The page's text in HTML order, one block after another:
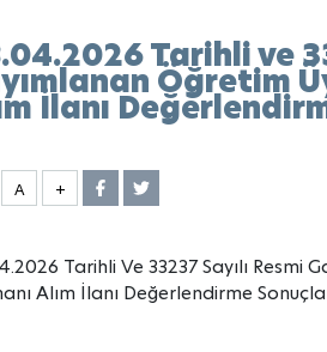
Tarihli ve
Öğretim
İlanı
A +
Tarihli Ve 33237 Sayılı Resmi
Alım İlanı Değerlendirme